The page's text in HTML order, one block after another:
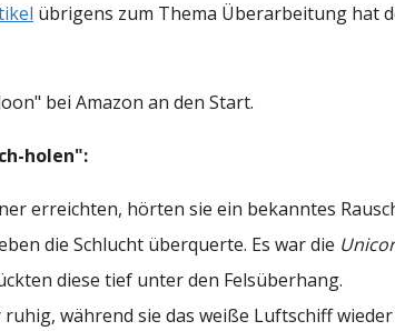
übrigens zum Thema Überarbeitung hat
bei Amazon an den Start.
holen":
erreichten, hörten sie ein bekanntes
die Schlucht überquerte. Es war die
diese tief unter den Felsüberhang.
während sie das weiße Luftschiff